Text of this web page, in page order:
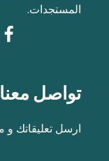
المستجدات.
تواصل معنا
ارسل تعليقاتك و